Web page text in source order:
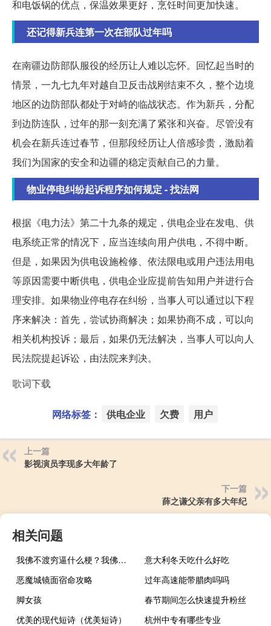
和电饭锅的优点，保温效果更好，烹饪时间更加快速。
还记得新兵连第一次在部队过年吗
在南疆边防部队服役的经历让人难以忘怀。回忆起当时的
情景，一九七九年对越自卫反击战刚结束不久，整个边境
地区的边防部队都处于对峙的临战状态。作为新兵，分配
到边防连队，过年的那一刻充满了紧张和兴奋。尽管没有
机会在新兵连过春节，但那段经历让人倍感珍贵，激励着
我们为国家的安全和边疆的稳定贡献自己的力量。
物业停电纠纷起诉程序如何规定 - 找法网
根据《电力法》第二十九条的规定，供电企业在发电、供
电系统正常的情况下，应当连续向用户供电，不得中断。
但是，如果因为供电设施检修、依法限电或用户违法用电
等原因需要中断供电，供电企业应提前告知用户并进行合
理安排。如果物业停电存在纠纷，当事人可以通过以下程
序来解决：首先，尝试协商解决；如果协商不成，可以向
相关机构投诉；最后，如果仍无法解决，当事人可以向人
民法院提起诉讼，由法院来判决。
歌词下载
网络标签： 供电企业 欠费 用户
上一篇
影视演员李现多大年龄了
下一篇
薛之谦父亲有多大年纪
相关问题
我佛不渡穷逼什么梗？我佛不渡穷逼是什么意思什么梗
意大利冬天吃什么好吃
恶魔城镜面宿命攻略
过年高速能带腊肉吗吗
脚女孩
春节期间怎么快速提升粉丝
优美的现代短诗（优美短诗）
杭州中专有哪些专业